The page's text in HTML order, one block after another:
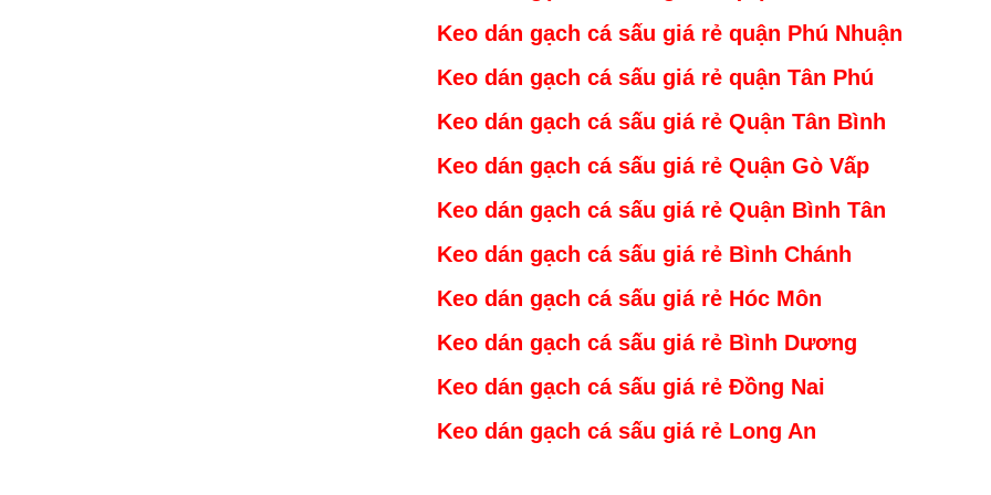
Keo dán gạch cá sấu giá rẻ quận Phú Nhuận
Keo dán gạch cá sấu giá rẻ quận Tân Phú
Keo dán gạch cá sấu giá rẻ Quận Tân Bình
Keo dán gạch cá sấu giá rẻ Quận Gò Vấp
Keo dán gạch cá sấu giá rẻ Quận Bình Tân
Keo dán gạch cá sấu giá rẻ Bình Chánh
Keo dán gạch cá sấu giá rẻ Hóc Môn
Keo dán gạch cá sấu giá rẻ Bình Dương
Keo dán gạch cá sấu giá rẻ Đồng Nai
Keo dán gạch cá sấu giá rẻ Long An